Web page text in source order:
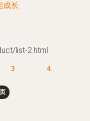
成长
list-2.html
3 4